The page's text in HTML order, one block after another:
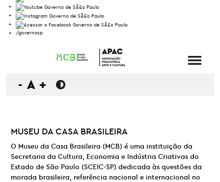
/governosp
- A +
MUSEU DA CASA BRASILEIRA
O Museu da Casa Brasileira (MCB) é uma instituição da
Secretaria da Cultura, Economia e Indústria Criativas do
Estado de São Paulo (SCEIC-SP) dedicada às questões da
morada brasileira, referência nacional e internacional no